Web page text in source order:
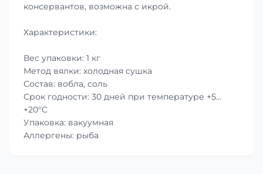
консервантов, возможна с икрой.
Характеристики:
Вес упаковки: 1 кг
Метод вялки: холодная сушка
Состав: вобла, соль
Срок годности: 30 дней при температуре +5…
+20°C
Упаковка: вакуумная
Аллергены: рыба